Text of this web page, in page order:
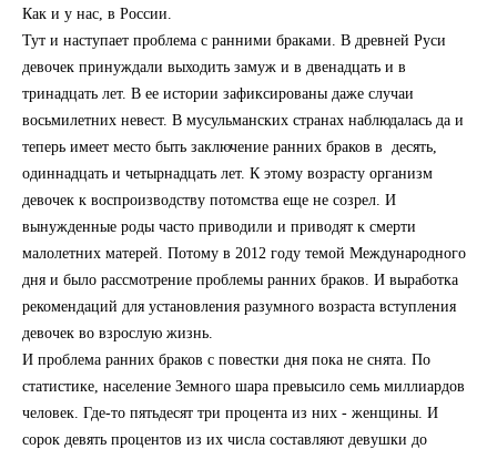
Как и у нас, в России.
Тут и наступает проблема с ранними браками. В древней Руси
девочек принуждали выходить замуж и в двенадцать и в
тринадцать лет. В ее истории зафиксированы даже случаи
восьмилетних невест. В мусульманских странах наблюдалась да и
теперь имеет место быть заключение ранних браков в десять,
одиннадцать и четырнадцать лет. К этому возрасту организм
девочек к воспроизводству потомства еще не созрел. И
вынужденные роды часто приводили и приводят к смерти
малолетних матерей. Потому в 2012 году темой Международного
дня и было рассмотрение проблемы ранних браков. И выработка
рекомендаций для установления разумного возраста вступления
девочек во взрослую жизнь.
И проблема ранних браков с повестки дня пока не снята. По
статистике, население Земного шара превысило семь миллиардов
человек. Где-то пятьдесят три процента из них - женщины. И
сорок девять процентов из их числа составляют девушки до